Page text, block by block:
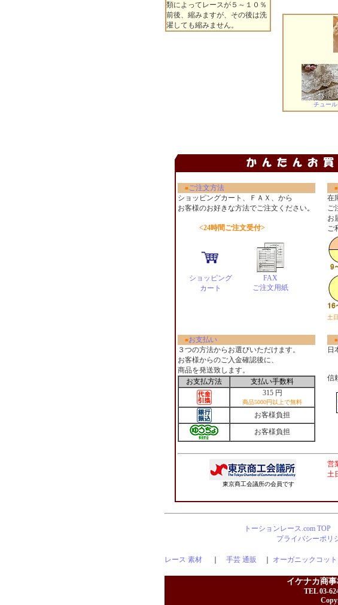
類によってレースが５～１０％
前後、縮みますが、その後は洗
濯しても縮みません。
チュール
■ご注文方法 ■
ショッピングカート、ＦＡＸ、から
お客様のお好きな方法でご注文ください。
<24時間ご注文受付>
ショッピング
カート
FAX
ご注文用紙
在
ご
お
ご
土
■お支払い
３つの方法からお選びいただけます。
お客様からのご入金確認後に、
商品を発送致します。
お支払方法
支払い手数料
315 円
商品5000円以上で無料
お客様負担
お客様負担
■
日
信
東京商工会議所の会員です
営
土
トーションレース.com TOP
プライバシーポリ
レース 素材 手芸 通販 オーガニックコッ
イケナカ商
TEL 03-